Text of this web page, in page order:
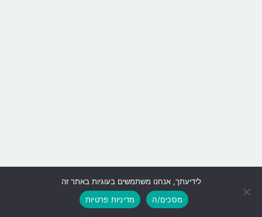
גלילה
לראש
לידיעתך, אנחנו משתמשים בעוגיות באתר זה
מסכים/ה
מדיניות פרטיות